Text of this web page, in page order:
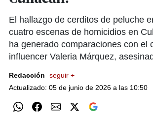
El hallazgo de cerditos de peluche
cuatro escenas de homicidios en
ha generado comparaciones con el
influencer Valeria Márquez,
Redacción
seguir +
Actualizado: 05 de junio de 2026 a las 10:50